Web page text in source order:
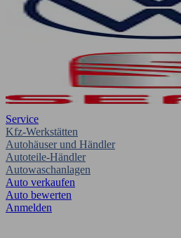
Service
Kfz-Werkstätten
Autohäuser und Händler
Autoteile-Händler
Autowaschanlagen
Auto verkaufen
Auto bewerten
Anmelden